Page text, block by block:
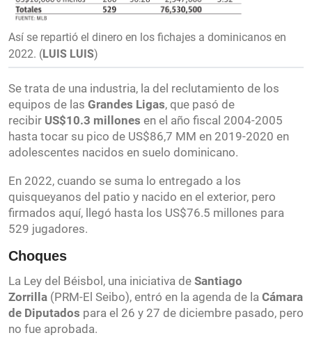
Así se repartió el dinero en los fichajes a dominicanos en
2022. (LUIS LUIS)
Se trata de una industria, la del reclutamiento de los
equipos de las Grandes Ligas, que pasó de
recibir US$10.3 millones en el año fiscal 2004-2005
hasta tocar su pico de US$86,7 MM en 2019-2020 en
adolescentes nacidos en suelo dominicano.
En 2022, cuando se suma lo entregado a los
quisqueyanos del patio y nacido en el exterior, pero
firmados aquí, llegó hasta los US$76.5 millones para
529 jugadores.
Choques
La Ley del Béisbol, una iniciativa de Santiago
Zorrilla (PRM-El Seibo), entró en la agenda de la Cámara
de Diputados para el 26 y 27 de diciembre pasado, pero
no fue aprobada.